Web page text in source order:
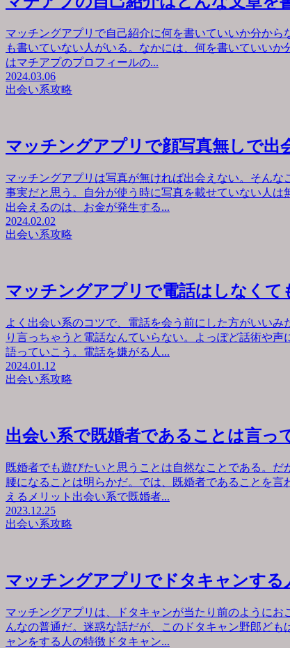
マッチングアプリで自己紹介に何を書いていいか分か
も書いていない人がいる。なかには、何を書いていい
はマチアプのプロフィールの...
2024.03.06
出会い系攻略
マッチングアプリで顔写真無しで出
マッチングアプリは写真が無ければ出会えない。そん
事実だと思う。自分が使う時に写真を載せていない人
出会えるのは、お金が発生する...
2024.02.02
出会い系攻略
マッチングアプリで電話はしなくて
よく出会い系のコツで、電話を会う前にした方がいい
り言っちゃうと電話なんていらない。よっぽど話術や
語っていこう。電話を嫌がる人...
2024.01.12
出会い系攻略
出会い系で既婚者であることは言っ
既婚者でも遊びたいと思うことは自然なことである。
腰になることは明らかだ。では、既婚者であることを
えるメリット出会い系で既婚者...
2023.12.25
出会い系攻略
マッチングアプリでドタキャンする
マッチングアプリは、ドタキャンが当たり前のように
んなの普通だ。迷惑な話だが、このドタキャン野郎ど
ャンをする人の特徴ドタキャン...